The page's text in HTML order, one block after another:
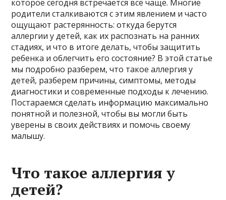
которое сегодня встречается все чаще. Многие
родители сталкиваются с этим явлением и часто
ощущают растерянность: откуда берутся
аллергии у детей, как их распознать на ранних
стадиях, и что в итоге делать, чтобы защитить
ребенка и облегчить его состояние? В этой статье
мы подробно разберем, что такое аллергия у
детей, разберем причины, симптомы, методы
диагностики и современные подходы к лечению.
Постараемся сделать информацию максимально
понятной и полезной, чтобы вы могли быть
уверены в своих действиях и помочь своему
малышу.
Что такое аллергия у
детей?